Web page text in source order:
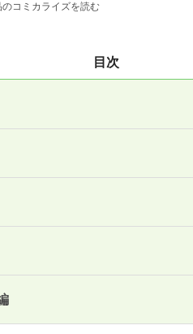
のコミカライズを読む
目次